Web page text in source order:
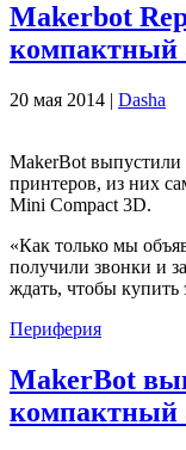
Makerbot
компактный
20 мая 2014 | Dasha
MakerBot
принтеров, из них
Mini Compact 3D.
«Как только мы
получили звонки и
ждать, чтобы
Периферия
MakerBot
компактный